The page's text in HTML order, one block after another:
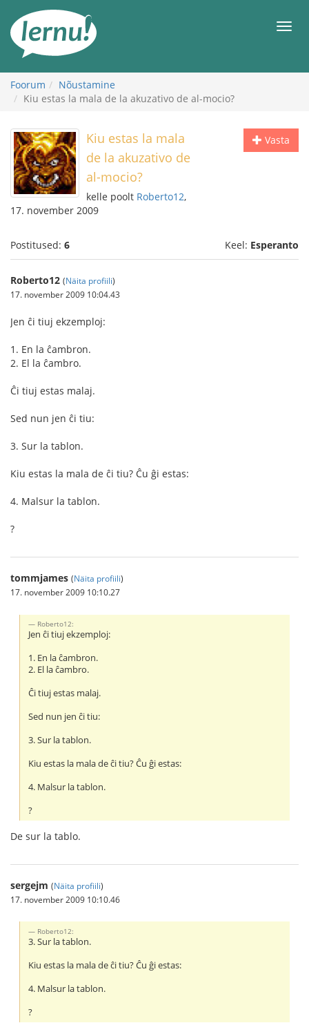
juurde
Foorum
Nõustamine
Kiu estas la mala de la akuzativo de al-mocio?
Vasta
Kiu estas la mala
de la akuzativo de
al-mocio?
kelle poolt Roberto12,
17. november 2009
Postitused: 6 Keel: Esperanto
Roberto12 (Näita profiili)
17. november 2009 10:04.43
Jen ĉi tiuj ekzemploj:
1. En la ĉambron.
2. El la ĉambro.
Ĉi tiuj estas malaj.
Sed nun jen ĉi tiu:
3. Sur la tablon.
Kiu estas la mala de ĉi tiu? Ĉu ĝi estas:
4. Malsur la tablon.
?
tommjames (Näita profiili)
17. november 2009 10:10.27
Roberto12:
Jen ĉi tiuj ekzemploj:
1. En la ĉambron.
2. El la ĉambro.
Ĉi tiuj estas malaj.
Sed nun jen ĉi tiu:
3. Sur la tablon.
Kiu estas la mala de ĉi tiu? Ĉu ĝi estas:
4. Malsur la tablon.
?
De sur la tablo.
sergejm (Näita profiili)
17. november 2009 10:10.46
Roberto12:
3. Sur la tablon.
Kiu estas la mala de ĉi tiu? Ĉu ĝi estas:
4. Malsur la tablon.
?